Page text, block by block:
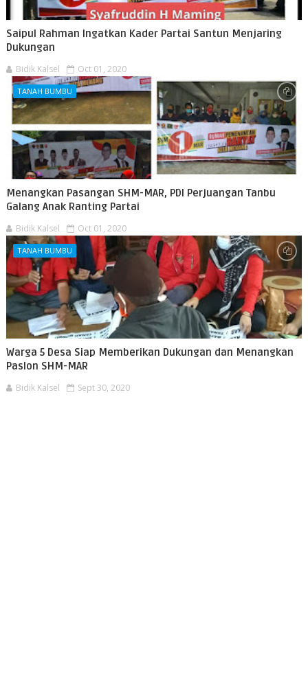
Saipul Rahman Ingatkan Kader Partai Santun Menjaring
Dukungan
Bidik Kalsel Oct 01, 2020
TANAH BUMBU
Menangkan Pasangan SHM-MAR, PDI Perjuangan Tanbu
Galang Anak Ranting Partai
Bidik Kalsel Oct 01, 2020
TANAH BUMBU
Warga 5 Desa Siap Memberikan Dukungan dan Menangkan
Paslon SHM-MAR
Bidik Kalsel Sept 30, 2020